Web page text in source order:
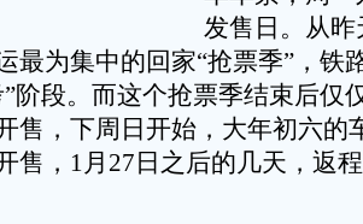
发售日。从
最为集中的回家“抢票季”，铁
阶段。而这个抢票季结束后仅
售，下周日开始，大年初六的
售，1月27日之后的几天，返